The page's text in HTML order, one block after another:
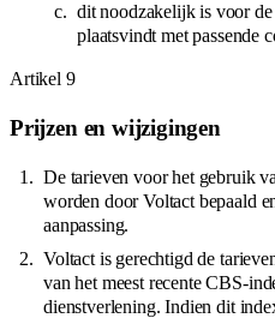
dit noodzakelijk is voor
plaatsvindt met passende
Artikel 9
Prijzen en wijzigingen
De tarieven voor het gebruik
worden door Voltact bepaald
aanpassing.
Voltact is gerechtigd de
van het meest recente CBS-
dienstverlening. Indien dit